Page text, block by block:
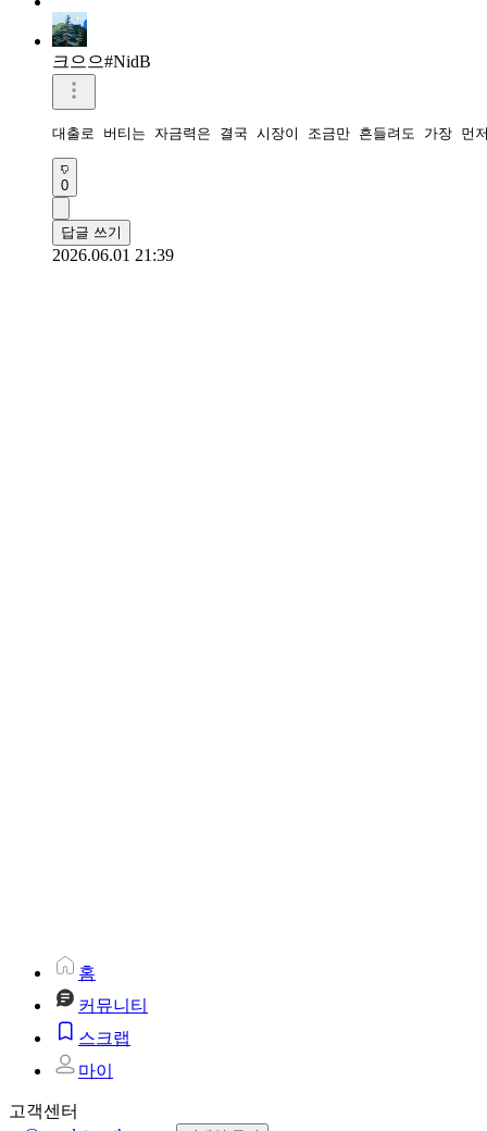
크으으#NidB
대출로 버티는 자금력은 결국 시장이 조금만 흔들려도 가장
0
답글 쓰기
2026.06.01 21:39
홈
커뮤니티
스크랩
마이
고객센터